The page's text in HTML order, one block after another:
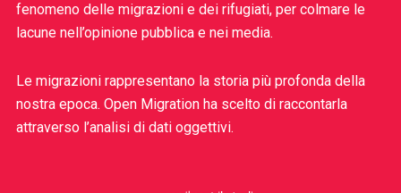
fenomeno delle migrazioni e dei rifugiati, per colmare le
lacune nell’opinione pubblica e nei media.
Le migrazioni rappresentano la storia più profonda della
nostra epoca. Open Migration ha scelto di raccontarla
attraverso l’analisi di dati oggettivi.